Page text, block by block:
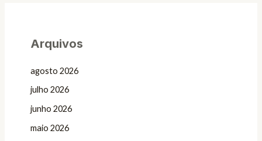
Arquivos
agosto 2026
julho 2026
junho 2026
maio 2026